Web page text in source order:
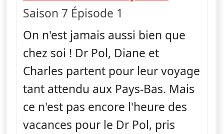
Saison 7 Épisode 1
On n'est jamais aussi bien que
chez soi ! Dr Pol, Diane et
Charles partent pour leur voyage
tant attendu aux Pays-Bas. Mais
ce n'est pas encore l'heure des
vacances pour le Dr Pol, pris